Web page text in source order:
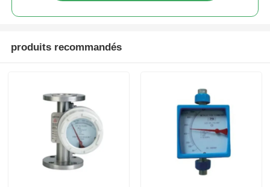
Aperçu
Produits
produits recommandés